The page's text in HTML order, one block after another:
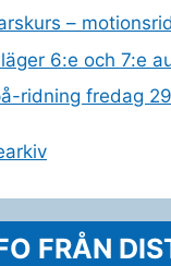
–
6:e och 7:e
ridning fredag
FRÅN